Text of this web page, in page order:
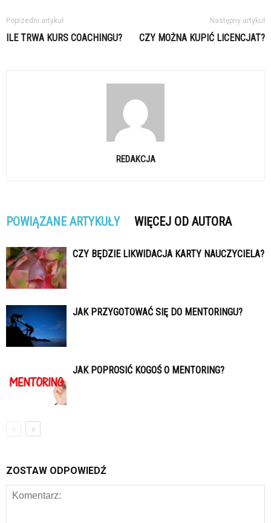
Poprzedni artykuł
ILE TRWA KURS COACHINGU?
Następny artykuł
CZY MOŻNA KUPIĆ LICENCJAT?
REDAKCJA
POWIĄZANE ARTYKUŁY WIĘCEJ OD AUTORA
CZY BĘDZIE LIKWIDACJA KARTY NAUCZYCIELA?
JAK PRZYGOTOWAĆ SIĘ DO MENTORINGU?
JAK POPROSIĆ KOGOŚ O MENTORING?
ZOSTAW ODPOWIEDŹ